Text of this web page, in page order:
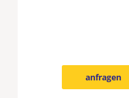
anfragen